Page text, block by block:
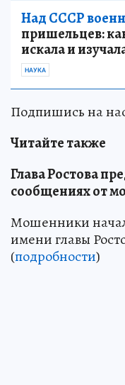
Над СССР
пришельцев:
искала и
НАУКА
Подпишись на
Читайте также
Глава Ростова
сообщениях от
Мошенники
имени главы
(подробности)